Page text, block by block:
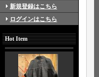
新規登録はこちら
ログインはこちら
Hot Item